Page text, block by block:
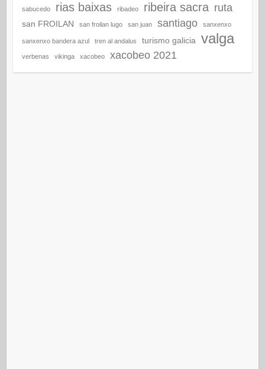
sabucedo rias baixas ribadeo ribeira sacra ruta
san FROILAN san froilan lugo san juan santiago sanxenxo
sanxenxo bandera azul tren al andalus turismo galicia valga
verbenas vikinga xacobeo xacobeo 2021